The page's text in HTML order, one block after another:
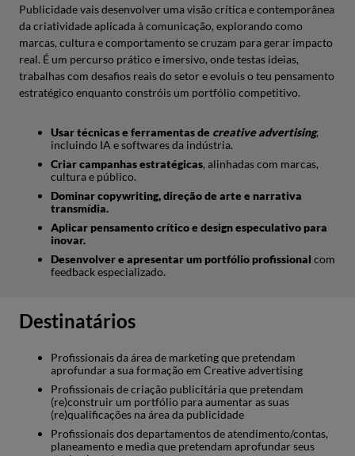
Técnicas e Ferramentas de
Creative Advertising
18 3
Debrief & Processos de
Cocriação em Publicidade
19 3
Arte
Design Especulativo Para
Estratégias Criativas na
Publicidade
Direção Criativa –
Atendimento, Planeamento,
Mídia & Design
Transmedia Storytelling &
Economia Criativa &
Inteligência de Mercado para
Publicidade
16 6
Curadoria para Publicidade &
25 6
Publicidade vais desenvolver uma visão crítica e contemporânea
da criatividade aplicada à comunicação, explorando como
marcas, cultura e comportamento se cruzam para gerar impacto
real. É um percurso prático e imersivo, onde testas ideias,
trabalhas com desafios reais do setor e evoluis o teu pensamento
estratégico enquanto constróis um portfólio competitivo.
Usar técnicas e ferramentas de creativeadvertising,
incluindo IA e softwares da indústria.
Criar campanhas estratégicas, alinhadas com marcas,
cultura e público.
Dominar copywriting, direção de arte e narrativa
transmídia.
Aplicar pensamento crítico e design especulativo para
inovar.
Desenvolver e apresentar um portfólio profissional com
feedback especializado.
Destinatários
Profissionais da área de marketing que pretendam
aprofundar a sua formação em Creative advertising
Profissionais de criação publicitária que pretendam
(re)construir um portfólio para aumentar as suas
(re)qualificações na área da publicidade
Profissionais dos departamentos de atendimento/contas,
planeamento e media que pretendam aprofundar seus